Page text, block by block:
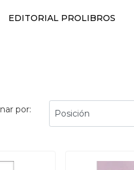
EDITORIAL PROLIBROS
por: